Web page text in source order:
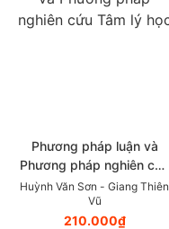
Phương pháp luận và
Phương pháp nghiên cứu
Tâm lý học
Huỳnh Văn Sơn - Giang Thiên
Vũ
210.000₫